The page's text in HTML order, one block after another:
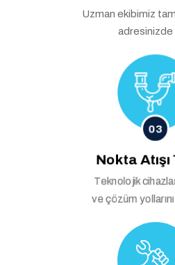
Uzman ekibimiz
adresinizde
03
Nokta
Teknolojik
ve çözüm